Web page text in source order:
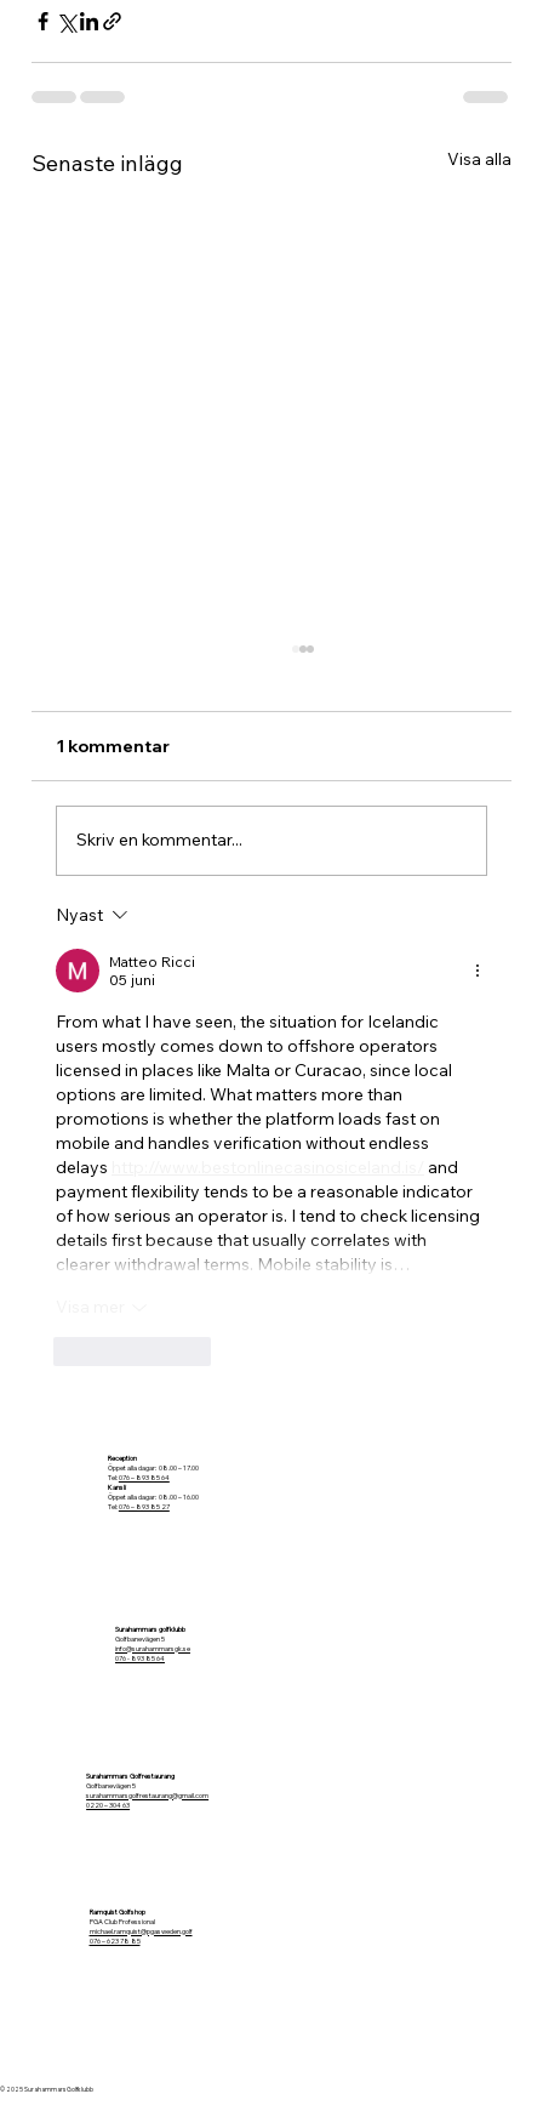
Senaste inlägg Visa alla
med jordmassor och förbättringar
1 kommentar
Skriv en kommentar...
Nyast
Matteo Ricci
05 juni
From what I have seen, the situation for Icelandic
users mostly comes down to offshore operators
licensed in places like Malta or Curacao, since local
options are limited. What matters more than
promotions is whether the platform loads fast on
mobile and handles verification without endless
delays
and
payment flexibility tends to be a reasonable indicator
of how serious an operator is. I tend to check licensing
details first because that usually correlates with
clearer withdrawal terms. Mobile stability is…
Reception
Öppet alla dagar: 08.00 – 17.00
Tel:076 – 893 85 64
Kansli
Öppet alla dagar: 08.00 – 16.00
Tel:076 – 893 85 27
Surahammars golfklubb
Golfbanevägen 5
info@surahammarsgk.se
076 - 893 85 64
Ramquist Golfshop
PGA Club Professional
michael.ramquist@pgasweden.golf
076 – 623 78 85
Surahammars Golfrestaurang
Golfbanevägen 5
surahammarsgolfrestaurang@gmail.com
0220 – 304 63
© 2025 Surahammars Golfklubb